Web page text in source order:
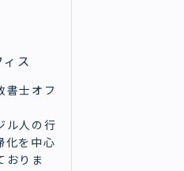
ス
書士オフ
ル人の行
化を中心
おりま